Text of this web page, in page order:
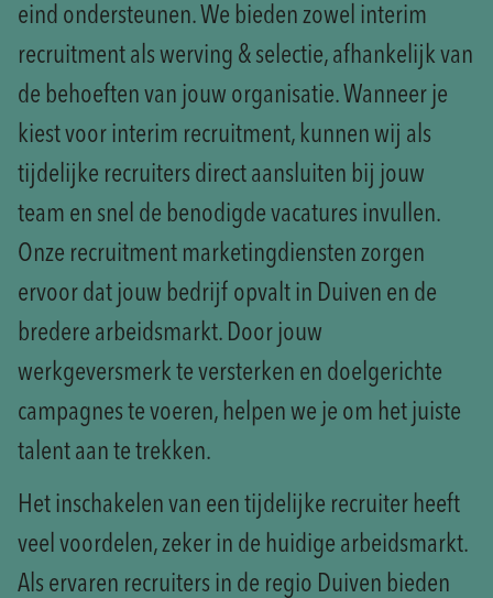
eind ondersteunen. We bieden zowel interim
recruitment als werving & selectie, afhankelijk van
de behoeften van jouw organisatie. Wanneer je
kiest voor interim recruitment, kunnen wij als
tijdelijke recruiters direct aansluiten bij jouw
team en snel de benodigde vacatures invullen.
Onze recruitment marketingdiensten zorgen
ervoor dat jouw bedrijf opvalt in Duiven en de
bredere arbeidsmarkt. Door jouw
werkgeversmerk te versterken en doelgerichte
campagnes te voeren, helpen we je om het juiste
talent aan te trekken.
Het inschakelen van een tijdelijke recruiter heeft
veel voordelen, zeker in de huidige arbeidsmarkt.
Als ervaren recruiters in de regio Duiven bieden